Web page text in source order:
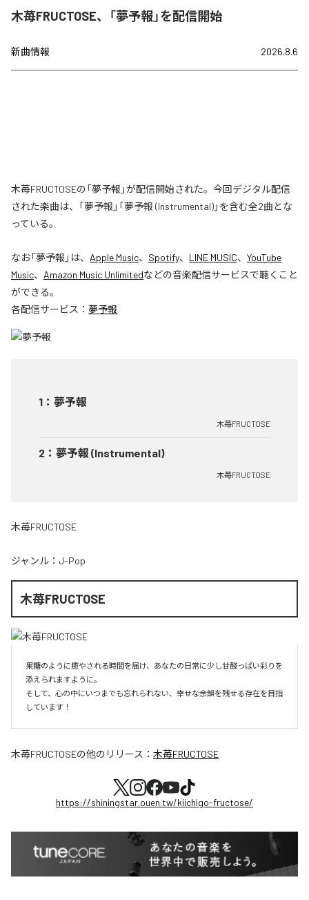
木苺FRUCTOSE、「夢予報」を配信開始
新曲情報 2026.8.6
木苺FRUCTOSEの「夢予報」が配信開始された。今回デジタル配信
された楽曲は、「夢予報」「夢予報 (Instrumental)」を含む全2曲とな
っている。
なお「夢予報 」は、 Apple Music、 Spotify、 LINE MUSIC、 YouTube
Music、 Amazon Music Unlimitedなどの音楽配信サービスで聴くこと
ができる。
各配信サービス： 夢予報
1 ： 夢予報
木苺FRUCTOSE
2 ： 夢予報 (Instrumental)
木苺FRUCTOSE
木苺FRUCTOSE
ジャンル： J-Pop
木苺FRUCTOSE
果糖のように癒やされる時間を届け、あなたの日常に少し甘酸っぱい彩りを
添えられますように。
そして、心の中にいつまでも忘れられない、幸せな余韻を残せる存在を目指
しています！
木苺FRUCTOSEの他のリリース： 木苺FRUCTOSE
https://shiningstar.ouen.tw/kiichigo-fructose/